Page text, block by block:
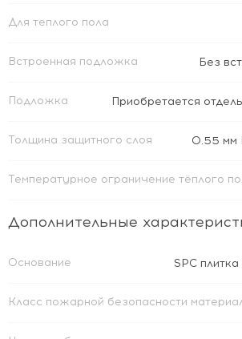
Для теплого пола
Встроенная подложка Без
Подложка Приобретается
Толщина защитного слоя 0.55 мм
Температурное ограничение тёплого
Дополнительные
Основание SPC
Класс пожарной безопасности